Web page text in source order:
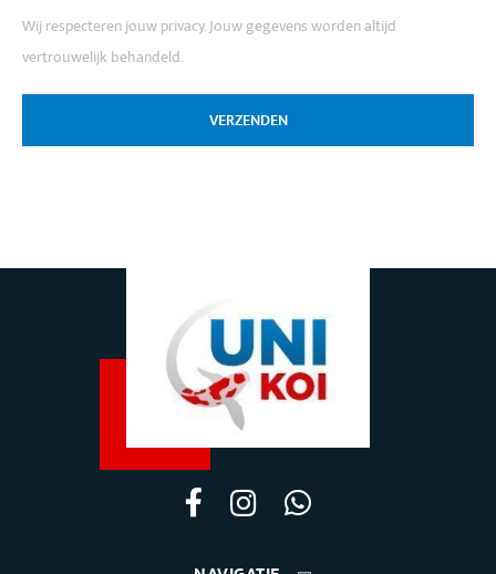
Wij respecteren jouw privacy. Jouw gegevens worden altijd
vertrouwelijk behandeld.
VERZENDEN